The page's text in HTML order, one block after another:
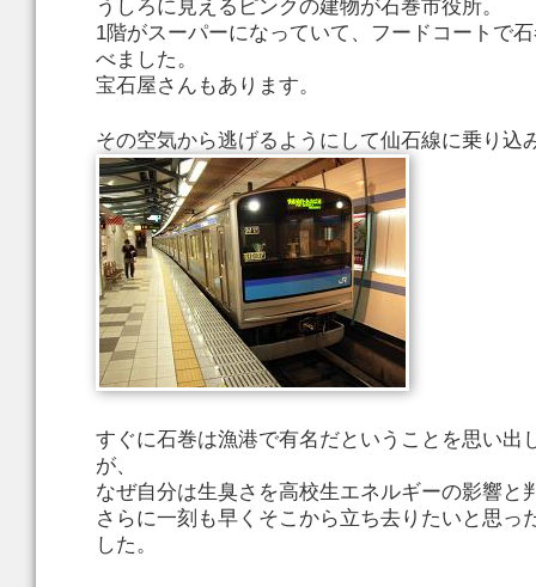
うしろに見えるピンクの建物が石巻市役所。
1階がスーパーになっていて、フードコートで
べました。
宝石屋さんもあります。
その空気から逃げるようにして仙石線に乗り込
すぐに石巻は漁港で有名だということを思い出
が、
なぜ自分は生臭さを高校生エネルギーの影響と
さらに一刻も早くそこから立ち去りたいと思っ
した。